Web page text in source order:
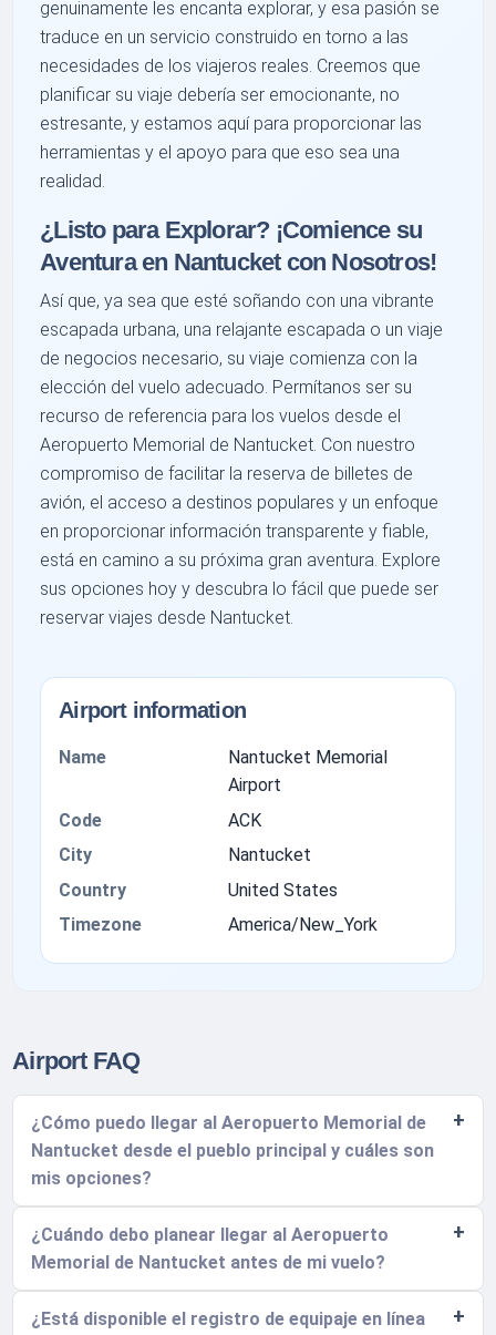
genuinamente les encanta explorar, y esa pasión se
traduce en un servicio construido en torno a las
necesidades de los viajeros reales. Creemos que
planificar su viaje debería ser emocionante, no
estresante, y estamos aquí para proporcionar las
herramientas y el apoyo para que eso sea una
realidad.
¿Listo para Explorar? ¡Comience su
Aventura en Nantucket con Nosotros!
Así que, ya sea que esté soñando con una vibrante
escapada urbana, una relajante escapada o un viaje
de negocios necesario, su viaje comienza con la
elección del vuelo adecuado. Permítanos ser su
recurso de referencia para los vuelos desde el
Aeropuerto Memorial de Nantucket. Con nuestro
compromiso de facilitar la reserva de billetes de
avión, el acceso a destinos populares y un enfoque
en proporcionar información transparente y fiable,
está en camino a su próxima gran aventura. Explore
sus opciones hoy y descubra lo fácil que puede ser
reservar viajes desde Nantucket.
Airport information
Name
Nantucket Memorial
Airport
Code
ACK
City
Nantucket
Country
United States
Timezone
America/New_York
Airport FAQ
¿Cómo puedo llegar al Aeropuerto Memorial de
Nantucket desde el pueblo principal y cuáles son
mis opciones?
¿Cuándo debo planear llegar al Aeropuerto
Memorial de Nantucket antes de mi vuelo?
¿Está disponible el registro de equipaje en línea